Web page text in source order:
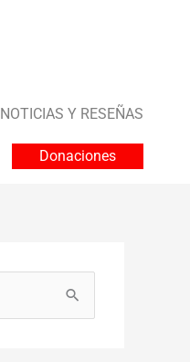
NOTICIAS Y RESEÑAS
Donaciones